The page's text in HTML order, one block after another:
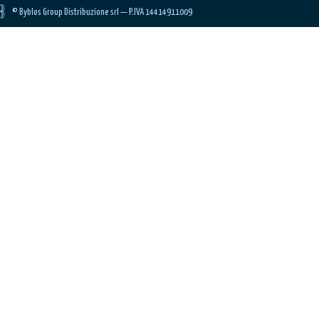
© Byblos Group Distribuzione srl — P.IVA 14414911009